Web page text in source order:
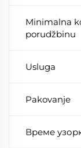
Minimalna
porudžbinu
Usluga
Pakovanje
Време